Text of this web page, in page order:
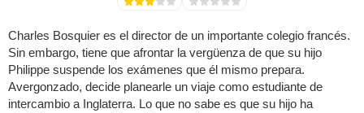
Charles Bosquier es el director de un importante colegio francés.
Sin embargo, tiene que afrontar la vergüenza de que su hijo
Philippe suspende los exámenes que él mismo prepara.
Avergonzado, decide planearle un viaje como estudiante de
intercambio a Inglaterra. Lo que no sabe es que su hijo ha